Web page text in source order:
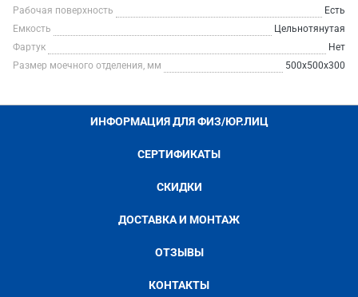
Рабочая поверхность
Есть
Емкость
Цельнотянутая
Фартук
Нет
Размер моечного отделения, мм
500х500х300
ИНФОРМАЦИЯ ДЛЯ ФИЗ/ЮР.ЛИЦ
СЕРТИФИКАТЫ
СКИДКИ
ДОСТАВКА И МОНТАЖ
ОТЗЫВЫ
КОНТАКТЫ